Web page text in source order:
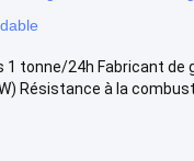
tonne/24h Fabricant
Résistance à la